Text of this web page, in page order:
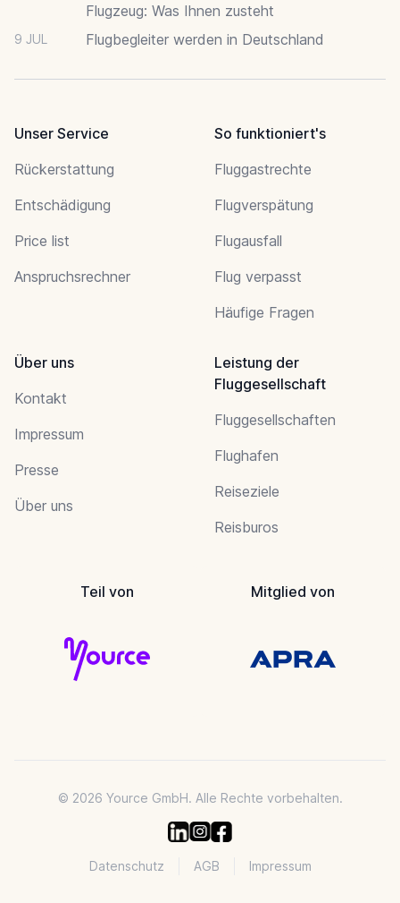
Flugzeug: Was Ihnen zusteht
9 JUL Flugbegleiter werden in Deutschland
Unser Service
Rückerstattung
Entschädigung
Price list
Anspruchsrechner
So funktioniert's
Fluggastrechte
Flugverspätung
Flugausfall
Flug verpasst
Häufige Fragen
Über uns
Kontakt
Impressum
Presse
Über uns
Leistung der
Fluggesellschaft
Fluggesellschaften
Flughafen
Reiseziele
Reisburos
Teil von Mitglied von
© 2026 Yource GmbH. Alle Rechte vorbehalten.
Datenschutz AGB Impressum